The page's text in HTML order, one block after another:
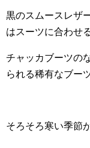
黒のスムースレザ
はスーツに合わせ
チャッカブーツの
られる稀有なブー
そろそろ寒い季節